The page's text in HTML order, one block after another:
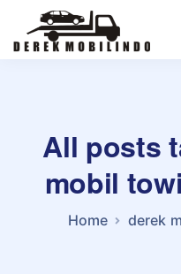
All posts
mobil
Home derek